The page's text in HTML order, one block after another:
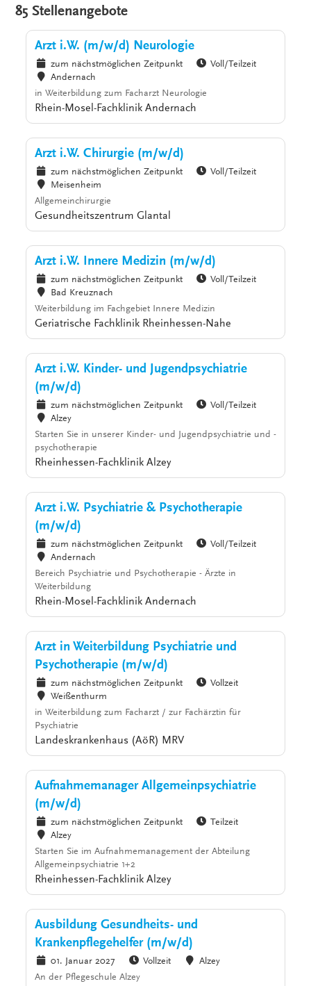
85 Stellenangebote
Arzt i.W. (m/w/d) Neurologie
zum nächstmöglichen Zeitpunkt
Voll/Teilzeit
Andernach
in Weiterbildung zum Facharzt Neurologie
Rhein-Mosel-Fachklinik Andernach
Arzt i.W. Chirurgie (m/w/d)
zum nächstmöglichen Zeitpunkt
Voll/Teilzeit
Meisenheim
Allgemeinchirurgie
Gesundheitszentrum Glantal
Arzt i.W. Innere Medizin (m/w/d)
zum nächstmöglichen Zeitpunkt
Voll/Teilzeit
Bad Kreuznach
Weiterbildung im Fachgebiet Innere Medizin
Geriatrische Fachklinik Rheinhessen-Nahe
Arzt i.W. Kinder- und Jugendpsychiatrie
(m/w/d)
zum nächstmöglichen Zeitpunkt
Voll/Teilzeit
Alzey
Starten Sie in unserer Kinder- und Jugendpsychiatrie und -
psychotherapie
Rheinhessen-Fachklinik Alzey
Arzt i.W. Psychiatrie & Psychotherapie
(m/w/d)
zum nächstmöglichen Zeitpunkt
Voll/Teilzeit
Andernach
Bereich Psychiatrie und Psychotherapie - Ärzte in
Weiterbildung
Rhein-Mosel-Fachklinik Andernach
Arzt in Weiterbildung Psychiatrie und
Psychotherapie (m/w/d)
zum nächstmöglichen Zeitpunkt
Vollzeit
Weißenthurm
in Weiterbildung zum Facharzt / zur Fachärztin für
Psychiatrie
Landeskrankenhaus (AöR) MRV
Aufnahmemanager Allgemeinpsychiatrie
(m/w/d)
zum nächstmöglichen Zeitpunkt
Teilzeit
Alzey
Starten Sie im Aufnahmemanagement der Abteilung
Allgemeinpsychiatrie 1+2
Rheinhessen-Fachklinik Alzey
Ausbildung Gesundheits- und
Krankenpflegehelfer (m/w/d)
01. Januar 2027 Vollzeit
Alzey
An der Pflegeschule Alzey